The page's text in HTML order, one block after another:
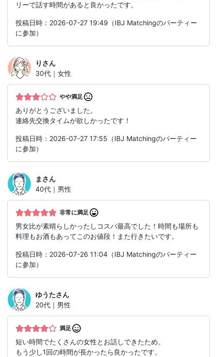
リーで話す時間があると良かったです。
投稿日時：2026-07-27 19:49（IBJ Matchingのパーティー
に参加）
り さん
30代｜女性
やや満足
ありがとうございました。
連絡先交換タイムが欲しかったです！
投稿日時：2026-07-27 17:55（IBJ Matchingのパーティー
に参加）
ま さん
40代｜男性
非常に満足
男女比が素晴らしかったしコスパ最高でした！時間も場所も
料理もお酒もあってこのお値段！また行きたいです。
投稿日時：2026-07-26 11:04（IBJ Matchingのパーティー
に参加）
ゆうたさん
20代｜男性
満足
短い時間でたくさんの女性とお話しできたため。
もう少し1回の時間が長かったら良かったです。